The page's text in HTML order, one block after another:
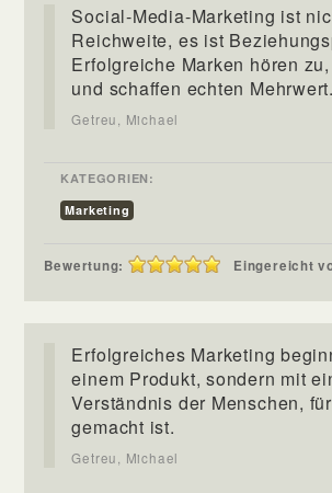
Social-Media-Marketing ist
Reichweite, es ist
Erfolgreiche Marken hören
und schaffen echten Mehrwert.
Getreu, Michael
KATEGORIEN:
Marketing
Bewertung: Eingereicht
Erfolgreiches Marketing
einem Produkt, sondern mit
Verständnis der Menschen,
gemacht ist.
Getreu, Michael